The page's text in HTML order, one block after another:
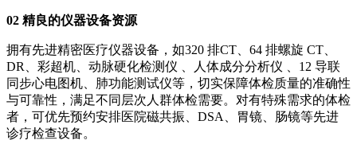
02 精良的仪器设备资源
拥有先进精密医疗仪器设备，如320 排CT、64 排螺旋 CT、
DR、彩超机、动脉硬化检测仪 、人体成分分析仪 、12 导联
同步心电图机、肺功能测试仪等，切实保障体检质量的准确性
与可靠性，满足不同层次人群体检需要。对有特殊需求的体检
者，可优先预约安排医院磁共振、DSA、胃镜、肠镜等先进
诊疗检查设备。